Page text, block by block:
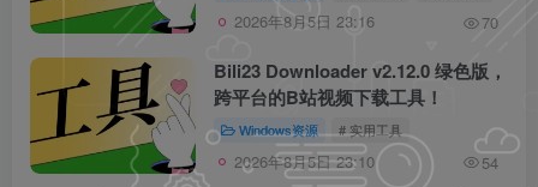
2026年8月5日 23:16 70
Bili23 Downloader v2.12.0 绿色版，
跨平台的B站视频下载工具！
Windows资源 # 实用工具
2026年8月5日 23:10 54